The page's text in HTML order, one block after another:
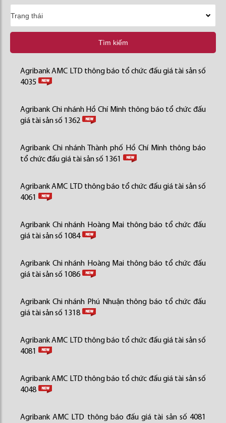
Tìm kiếm
Agribank AMC LTD thông báo tổ chức đấu giá tài sản số
4035
Agribank Chi nhánh Hồ Chí Minh thông báo tổ chức đấu
giá tài sản số 1362
Agribank Chi nhánh Thành phố Hồ Chí Minh thông báo
tổ chức đấu giá tài sản số 1361
Agribank AMC LTD thông báo tổ chức đấu giá tài sản số
4061
Agribank Chi nhánh Hoàng Mai thông báo tổ chức đấu
giá tài sản số 1084
Agribank Chi nhánh Hoàng Mai thông báo tổ chức đấu
giá tài sản số 1086
Agribank Chi nhánh Phú Nhuận thông báo tổ chức đấu
giá tài sản số 1318
Agribank AMC LTD thông báo tổ chức đấu giá tài sản số
4081
Agribank AMC LTD thông báo tổ chức đấu giá tài sản số
4048
Agribank AMC LTD thông báo đấu giá tài sản số 4081